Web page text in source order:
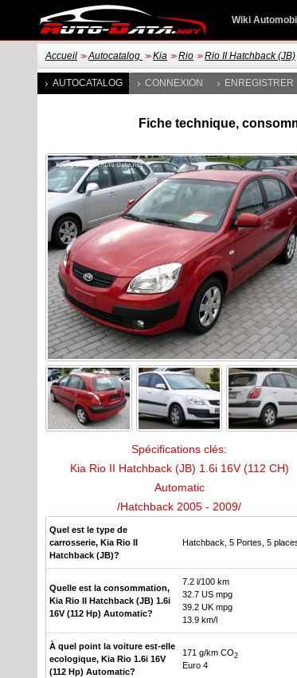
Wiki
Accueil >> Autocatalog >> Kia >> Rio >> Rio II Hatchback (JB)
AUTOCATALOG CONNEXION ENREGISTRER
Fiche technique,
Spécifications clés:
Kia Rio II Hatchback (JB) 1.6i 16V (112 CH)
Automatic
/Hatchback 2005 - 2009/
Quel est le type de
carrosserie, Kia Rio II
Hatchback (JB)?
Hatchback, 5 Portes, 5
Quelle est la consommation,
Kia Rio II Hatchback (JB) 1.6i
16V (112 Hp) Automatic?
7.2 l/100 km
32.7 US mpg
39.2 UK mpg
13.9 km/l
À quel point la voiture est-elle
ecologique, Kia Rio 1.6i 16V
(112 Hp) Automatic?
171 g/km CO2
Euro 4